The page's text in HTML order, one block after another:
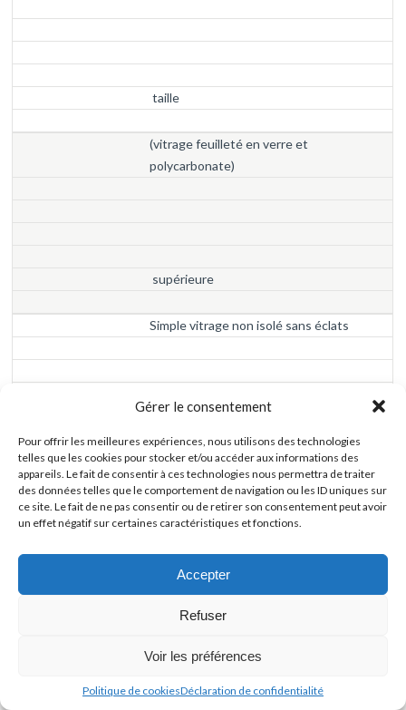
Gérer le consentement
Pour offrir les meilleures expériences, nous utilisons des technologies
telles que les cookies pour stocker et/ou accéder aux informations des
appareils. Le fait de consentir à ces technologies nous permettra de traiter
des données telles que le comportement de navigation ou les ID uniques sur
ce site. Le fait de ne pas consentir ou de retirer son consentement peut avoir
un effet négatif sur certaines caractéristiques et fonctions.
Accepter
Refuser
Voir les préférences
Politique de cookiesDéclaration de confidentialité
taille
(vitrage feuilleté en verre et
polycarbonate)
supérieure
Simple vitrage non isolé sans éclats
sur demande
Vitrage blindé pare balles composite sans
éclat
BR1 NS
32,5
2000 * 3000
Vitrage blindé pare balles composite sans
éclat